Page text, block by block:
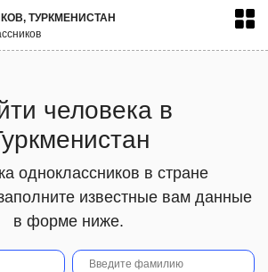
ТУРКМЕНИСТАН
человека в
одноклассников в стране
известные вам данные
в форме ниже.